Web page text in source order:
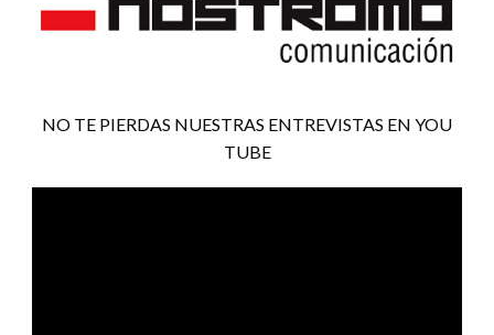
NO TE PIERDAS NUESTRAS ENTREVISTAS EN YOU
TUBE